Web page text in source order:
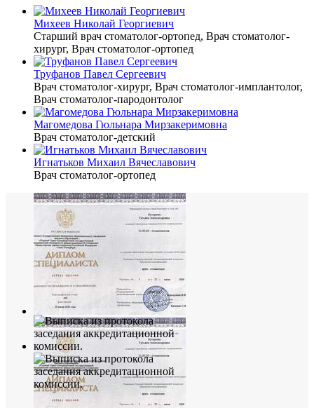
Михеев Николай Георгиевич
Старший врач стоматолог-ортопед, Врач стоматолог-
хирург, Врач стоматолог-ортопед
Труфанов Павел Сергеевич
Врач стоматолог-хирург, Врач стоматолог-имплантолог,
Врач стоматолог-пародонтолог
Магомедова Гюльнара Мирзакеримовна
Врач стоматолог-детский
Игнатьков Михаил Вячеславович
Врач стоматолог-ортопед